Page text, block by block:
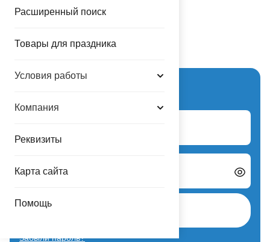
Расширенный поиск
Товары для праздника
Условия работы
Компания
Реквизиты
Карта сайта
Помощь
Схема проезда
Вход для партнеров
Пароль
Забыли пароль?